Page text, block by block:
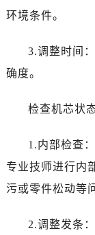
环境条件。
3.调整时间
确度。
检查机芯状
1.内部检查
专业技师进行内
污或零件松动等
2.调整发条